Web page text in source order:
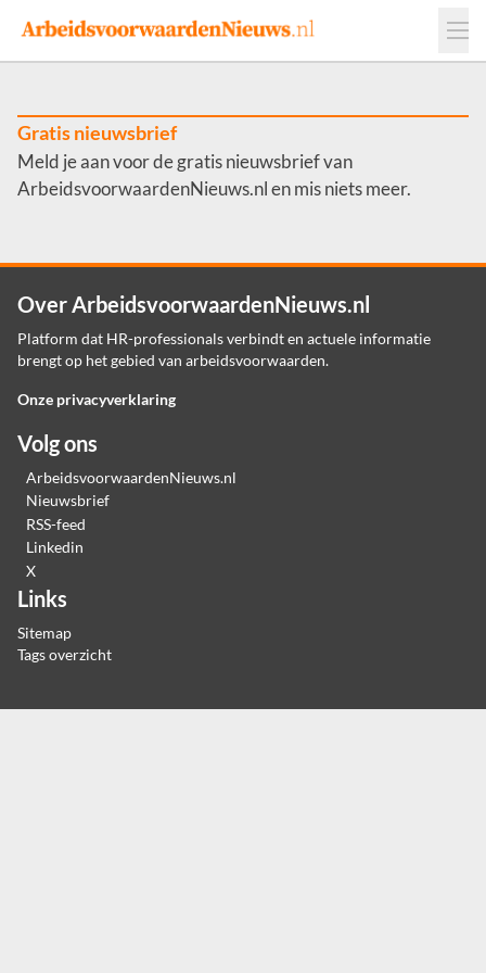
Events
Adverteren
Werkgevers
Contact
Gratis nieuwsbrief
Meld je aan voor de gratis nieuwsbrief van
ArbeidsvoorwaardenNieuws.nl en mis niets meer.
Over ArbeidsvoorwaardenNieuws.nl
Platform dat HR-professionals verbindt en actuele informatie
brengt op het gebied van arbeidsvoorwaarden.
Onze privacyverklaring
Volg ons
ArbeidsvoorwaardenNieuws.nl
Nieuwsbrief
RSS-feed
Linkedin
X
Links
Sitemap
Tags overzicht